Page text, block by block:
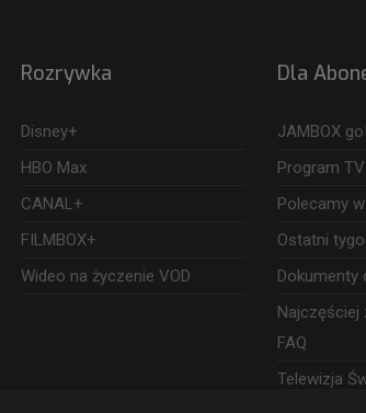
Rozrywka
Disney+
HBO Max
CANAL+
FILMBOX+
Wideo na życzenie VOD
Dla
JAMBOX go!
Program TV
Polecamy
Ostatni
Dokumenty
Najczęściej
FAQ
Telewizja